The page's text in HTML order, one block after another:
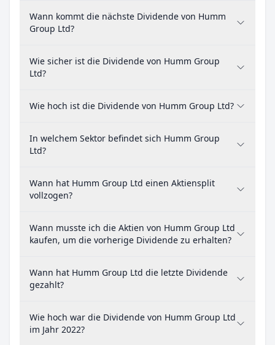
Wann kommt die nächste Dividende von Humm
Group Ltd?
Wie sicher ist die Dividende von Humm Group
Ltd?
Wie hoch ist die Dividende von Humm Group Ltd?
In welchem Sektor befindet sich Humm Group
Ltd?
Wann hat Humm Group Ltd einen Aktiensplit
vollzogen?
Wann musste ich die Aktien von Humm Group Ltd
kaufen, um die vorherige Dividende zu erhalten?
Wann hat Humm Group Ltd die letzte Dividende
gezahlt?
Wie hoch war die Dividende von Humm Group Ltd
im Jahr 2022?